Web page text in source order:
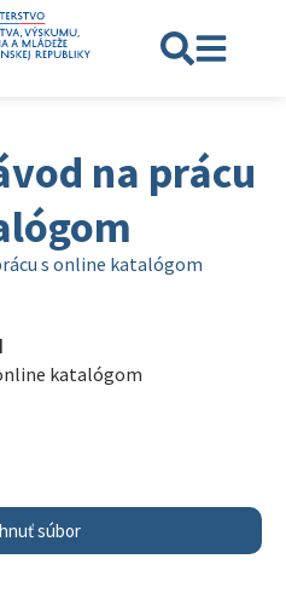
na prácu
s online katalógom
katalógom
súbor